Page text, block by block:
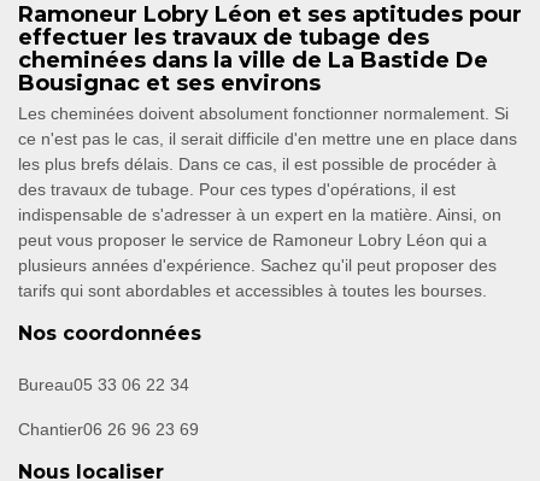
Ramoneur Lobry Léon et ses aptitudes pour
effectuer les travaux de tubage des
cheminées dans la ville de La Bastide De
Bousignac et ses environs
Les cheminées doivent absolument fonctionner normalement. Si
ce n'est pas le cas, il serait difficile d'en mettre une en place dans
les plus brefs délais. Dans ce cas, il est possible de procéder à
des travaux de tubage. Pour ces types d'opérations, il est
indispensable de s'adresser à un expert en la matière. Ainsi, on
peut vous proposer le service de Ramoneur Lobry Léon qui a
plusieurs années d'expérience. Sachez qu'il peut proposer des
tarifs qui sont abordables et accessibles à toutes les bourses.
Nos coordonnées
Bureau05 33 06 22 34
Chantier06 26 96 23 69
Nous localiser